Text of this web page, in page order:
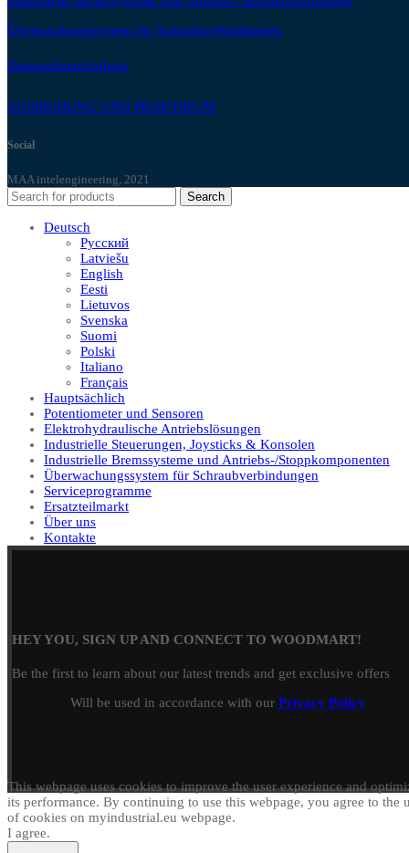
Überwachungssystem für Schraubverbindungen
Datenschutzrichtlinie
AUSBILDUNG UND PRAKTIKUM
Social
MAA intelengineering, 2021
Search
Deutsch
Русский
Latviešu
English
Eesti
Lietuvos
Svenska
Suomi
Polski
Italiano
Français
Hauptsächlich
Potentiometer und Sensoren
Elektrohydraulische Antriebslösungen
Industrielle Steuerungen, Joysticks & Konsolen
Industrielle Bremssysteme und Antriebs-/Stoppkomponenten
Überwachungssystem für Schraubverbindungen
Serviceprogramme
Ersatzteilmarkt
Über uns
Kontakte
HEY YOU, SIGN UP AND CONNECT TO WOODMART!
Be the first to learn about our latest trends and get exclusive offers
Will be used in accordance with our Privacy Policy
This webpage uses cookies to improve the user experience and
its performance. By continuing to use this webpage, you agree to the
of cookies on myindustrial.eu webpage.
I agree.